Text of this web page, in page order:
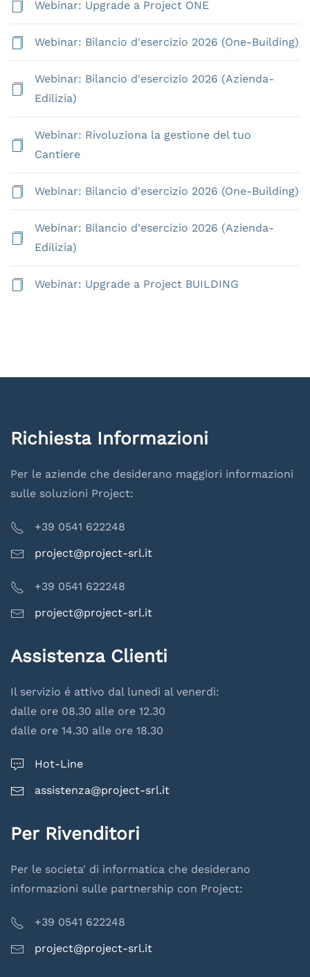
Webinar: Upgrade a Project ONE
Webinar: Bilancio d'esercizio 2026 (One-Building)
Webinar: Bilancio d'esercizio 2026 (Azienda-
Edilizia)
Webinar: Rivoluziona la gestione del tuo
Cantiere
Webinar: Bilancio d'esercizio 2026 (One-Building)
Webinar: Bilancio d'esercizio 2026 (Azienda-
Edilizia)
Webinar: Upgrade a Project BUILDING
Richiesta Informazioni
Per le aziende che desiderano maggiori informazioni
sulle soluzioni Project:
+39 0541 622248
project@project-srl.it
+39 0541 622248
project@project-srl.it
Assistenza Clienti
Il servizio é attivo dal lunedi al venerdì:
dalle ore 08.30 alle ore 12.30
dalle ore 14.30 alle ore 18.30
Hot-Line
assistenza@project-srl.it
Per Rivenditori
Per le societa' di informatica che desiderano
informazioni sulle partnership con Project:
+39 0541 622248
project@project-srl.it